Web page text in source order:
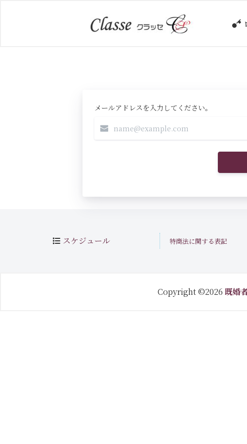
メールアドレスを入力してください。
スケジュール 特商法に関する表記
Copyright ©2026 既婚